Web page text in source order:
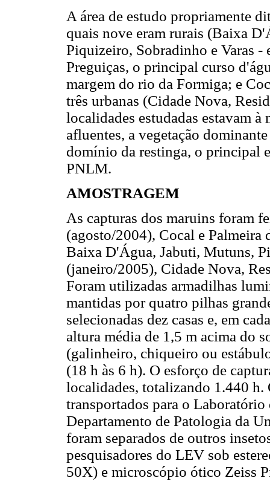
A área de estudo propriamente
quais nove eram rurais (Baixa
Piquizeiro, Sobradinho e Varas -
Preguiças, o principal curso
margem do rio da Formiga; e
três urbanas (Cidade Nova,
localidades estudadas estavam
afluentes, a vegetação
domínio da restinga, o principal
PNLM.
AMOSTRAGEM
As capturas dos maruins foram
(agosto/2004), Cocal e
Baixa D'Água, Jabuti, Mutuns,
(janeiro/2005), Cidade Nova,
Foram utilizadas armadilhas
mantidas por quatro pilhas
selecionadas dez casas e, em
altura média de 1,5 m acima do
(galinheiro, chiqueiro ou
(18 h às 6 h). O esforço de
localidades, totalizando 1.440 h.
transportados para o
Departamento de Patologia da
foram separados de outros
pesquisadores do LEV sob
50X) e microscópio ótico Zeiss